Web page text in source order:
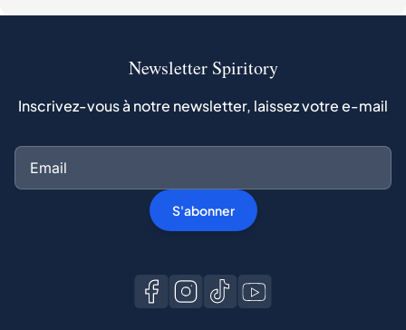
Newsletter Spiritory
Inscrivez-vous à notre newsletter, laissez votre e-mail
S'abonner